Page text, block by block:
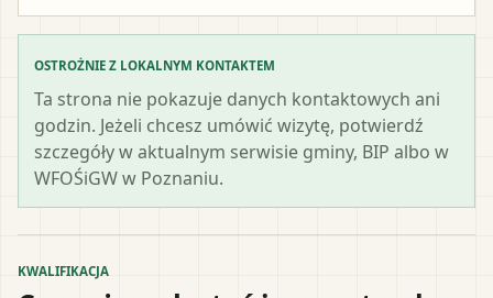
OSTROŻNIE Z LOKALNYM KONTAKTEM
Ta strona nie pokazuje danych kontaktowych ani
godzin. Jeżeli chcesz umówić wizytę, potwierdź
szczegóły w aktualnym serwisie gminy, BIP albo w
WFOŚiGW w Poznaniu.
KWALIFIKACJA